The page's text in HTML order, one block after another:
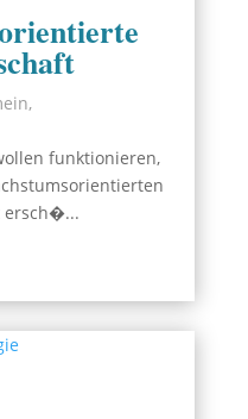
,
funktionieren,
ersch�...